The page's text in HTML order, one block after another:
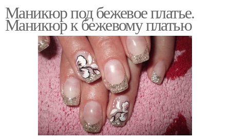
Маникюр под бежевое платье.
Маникюр к бежевому платью